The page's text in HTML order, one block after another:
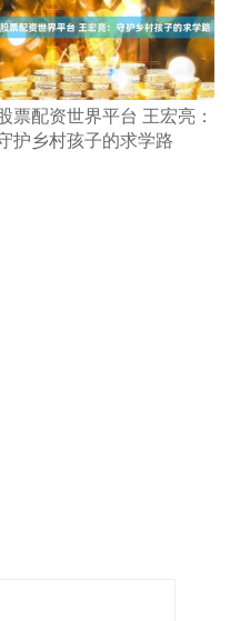
票配资世界平台 王宏亮：
护乡村孩子的求学路